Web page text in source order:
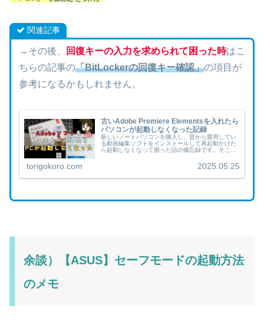
関連記事
→その後、 回復キーの入力を求められて困った時はこ
ちらの記事の「BitLockerの回復キー確認」の項目が
参考になるかもしれません。
古いAdobe Premiere Elementsを入れたら
パソコンが起動しなくなった記録
新しいノートパソコンを購入し、昔から愛用してい
る動画編集ソフトをインストールして再起動かけた
ら起動しなくなって困った話の備忘録です。そこに
と、システムの復元でパソコンは元通りに回復させ
torigokoro.com 2025.05.25
余談）【ASUS】セーフモードの起動方法
のメモ